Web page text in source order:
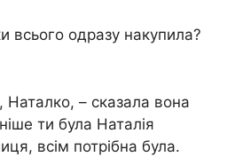
всього одразу накупила?
– сказала вона
ти була Наталія
всім потрібна була.